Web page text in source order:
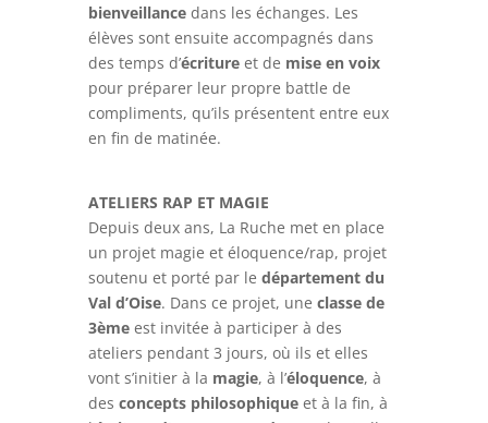
bienveillancedans les échanges. Les
élèves sont ensuite accompagnés dans
des temps d’écritureet de mise en voix
pour préparer leur propre battle de
compliments, qu’ils présentent entre eux
en fin de matinée.
ATELIERS RAP ET MAGIE
Depuis deux ans, La Ruche met en place
un projet magie et éloquence/rap, projet
soutenu et porté par le département du
Val d’Oise. Dans ce projet, une classe de
3èmeest invitée à participer à des
ateliers pendant 3 jours, où ils et elles
vont s’initier à la magie, à l’éloquence, à
des concepts philosophiqueet à la fin, à